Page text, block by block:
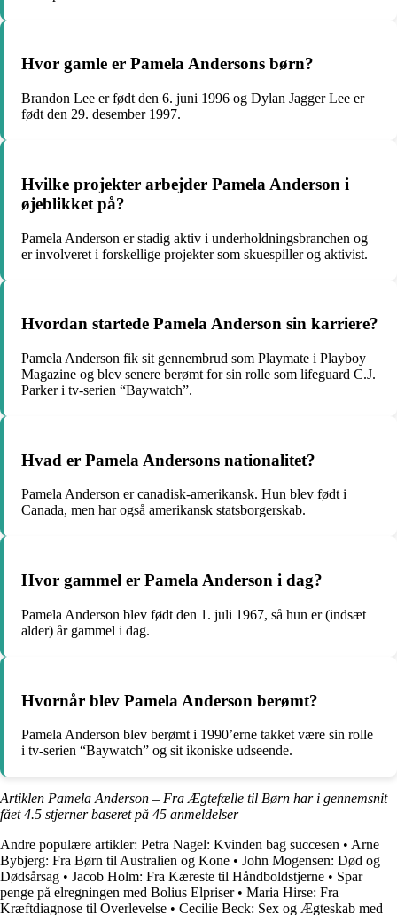
Hvor gamle er Pamela Andersons børn?
Brandon Lee er født den 6. juni 1996 og Dylan Jagger Lee er
født den 29. desember 1997.
Hvilke projekter arbejder Pamela Anderson i
øjeblikket på?
Pamela Anderson er stadig aktiv i underholdningsbranchen og
er involveret i forskellige projekter som skuespiller og aktivist.
Hvordan startede Pamela Anderson sin karriere?
Pamela Anderson fik sit gennembrud som Playmate i Playboy
Magazine og blev senere berømt for sin rolle som lifeguard C.J.
Parker i tv-serien “Baywatch”.
Hvad er Pamela Andersons nationalitet?
Pamela Anderson er canadisk-amerikansk. Hun blev født i
Canada, men har også amerikansk statsborgerskab.
Hvor gammel er Pamela Anderson i dag?
Pamela Anderson blev født den 1. juli 1967, så hun er (indsæt
alder) år gammel i dag.
Hvornår blev Pamela Anderson berømt?
Pamela Anderson blev berømt i 1990’erne takket være sin rolle
i tv-serien “Baywatch” og sit ikoniske udseende.
Artiklen Pamela Anderson – Fra Ægtefælle til Børn har i gennemsnit
fået4.5 stjerner baseret på 45 anmeldelser
Andre populære artikler: Petra Nagel: Kvinden bag succesen • Arne
Bybjerg: Fra Børn til Australien og Kone • John Mogensen: Død og
Dødsårsag • Jacob Holm: Fra Kæreste til Håndboldstjerne • Spar
penge på elregningen med Bolius Elpriser• Maria Hirse: Fra
Kræftdiagnose til Overlevelse • Cecilie Beck: Sex og Ægteskab med